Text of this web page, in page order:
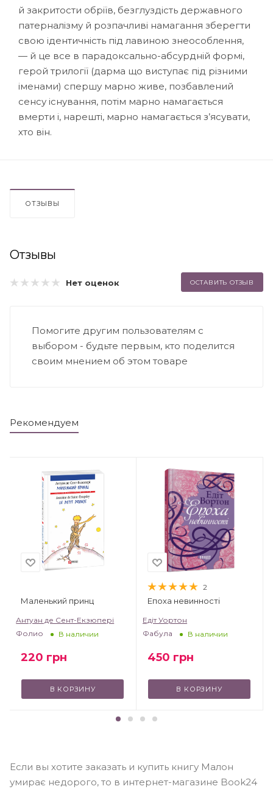
й закритости обріїв, безглуздість державного
патерналізму й розпачливі намагання зберегти
свою ідентичність під лавиною знеособлення,
— й це все в парадоксально-абсурдній формі,
герой трилогії (дарма що виступає під різними
іменами) спершу марно живе, позбавлений
сенсу існування, потім марно намагається
вмерти і, нарешті, марно намагається з’ясувати,
хто він.
ОТЗЫВЫ
Отзывы
Нет оценок ОСТАВИТЬ ОТЗЫВ
Помогите другим пользователям с
выбором - будьте первым, кто поделится
своим мнением об этом товаре
Рекомендуем
Маленький принц
Антуан де Сент-Екзюпері
Фолио
В наличии
220 грн
В КОРЗИНУ
2
Епоха невинності
Едіт Уортон
Фабула
В наличии
450 грн
В КОРЗИНУ
Если вы хотите заказать и купить книгу Малон
умирає недорого, то в интернет-магазине Book24